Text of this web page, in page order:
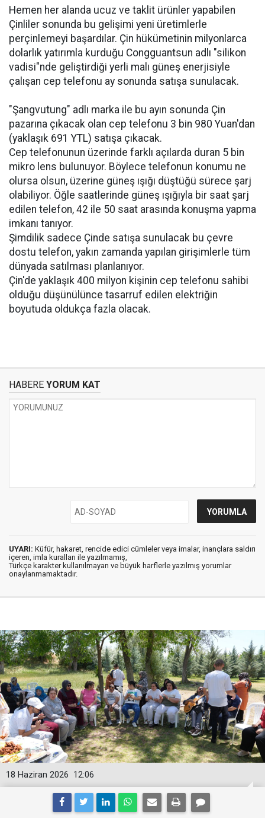
Hemen her alanda ucuz ve taklit ürünler yapabilen
Çinliler sonunda bu gelişimi yeni üretimlerle
perçinlemeyi başardılar. Çin hükümetinin milyonlarca
dolarlık yatırımla kurduğu Congguantsun adlı "silikon
vadisi"nde geliştirdiği yerli malı güneş enerjisiyle
çalışan cep telefonu ay sonunda satışa sunulacak.
"Şangvutung" adlı marka ile bu ayın sonunda Çin
pazarına çıkacak olan cep telefonu 3 bin 980 Yuan'dan
(yaklaşık 691 YTL) satışa çıkacak.
Cep telefonunun üzerinde farklı açılarda duran 5 bin
mikro lens bulunuyor. Böylece telefonun konumu ne
olursa olsun, üzerine güneş ışığı düştüğü sürece şarj
olabiliyor. Öğle saatlerinde güneş ışığıyla bir saat şarj
edilen telefon, 42 ile 50 saat arasında konuşma yapma
imkanı tanıyor.
Şimdilik sadece Çinde satışa sunulacak bu çevre
dostu telefon, yakın zamanda yapılan girişimlerle tüm
dünyada satılması planlanıyor.
Çin'de yaklaşık 400 milyon kişinin cep telefonu sahibi
olduğu düşünülünce tasarruf edilen elektriğin
boyutuda oldukça fazla olacak.
HABERE YORUM KAT
UYARI: Küfür, hakaret, rencide edici cümleler veya imalar, inançlara saldırı
içeren, imla kuralları ile yazılmamış,
Türkçe karakter kullanılmayan ve büyük harflerle yazılmış yorumlar
onaylanmamaktadır.
12:06
18 Haziran 2026